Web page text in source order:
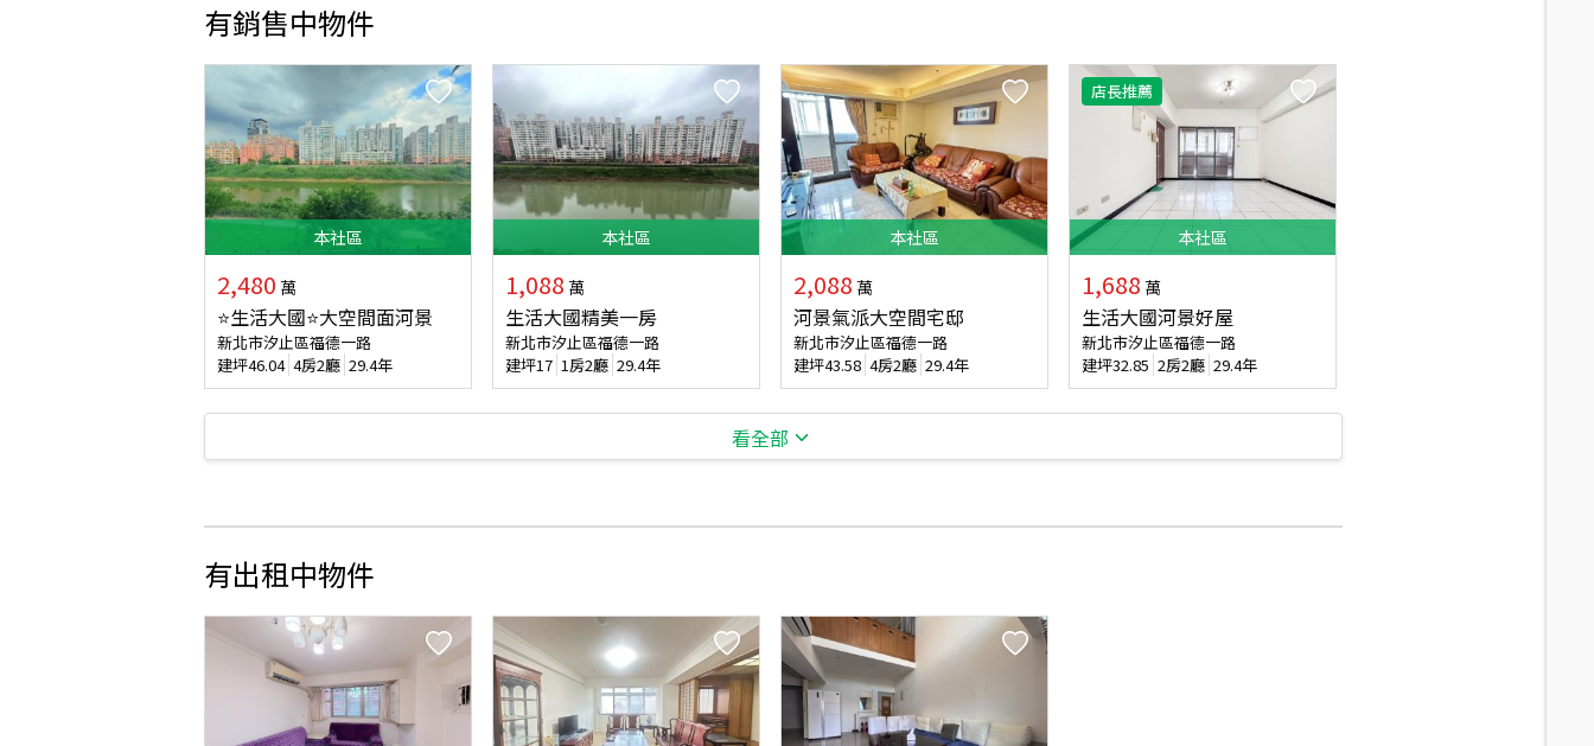
有銷售中物件
本社區
2,480 萬
⭐生活大國⭐大空間面河景
新北市汐止區福德一路
建坪46.04 4房2廳 29.4年
本社區
1,088 萬
生活大國精美一房
新北市汐止區福德一路
建坪17 1房2廳 29.4年
本社區
2,088 萬
河景氣派大空間宅邸
新北市汐止區福德一路
建坪43.58 4房2廳 29.4年
店長推薦
本社區
1,688 萬
生活大國河景好屋
新北市汐止區福德一路
建坪32.85 2房2廳 29.4年
看全部
有出租中物件